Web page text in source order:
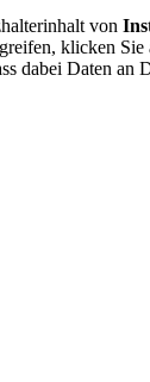
von
klicken Sie
dabei Daten an